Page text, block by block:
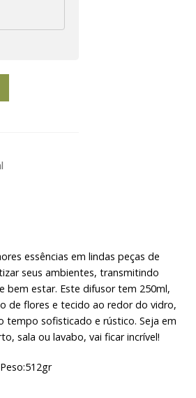
essências em lindas peças de
seus ambientes, transmitindo
bem estar. Este difusor tem 250ml,
de flores e tecido ao redor do vidro,
tempo sofisticado e rústico. Seja em
sala ou lavabo, vai ficar incrível!